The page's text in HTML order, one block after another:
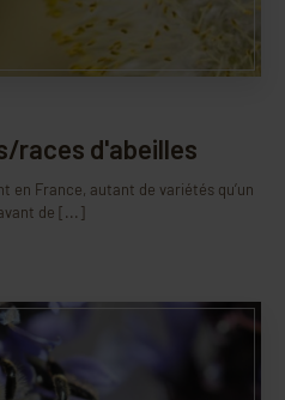
races d'abeilles
en France, autant de variétés qu’un
de [...]